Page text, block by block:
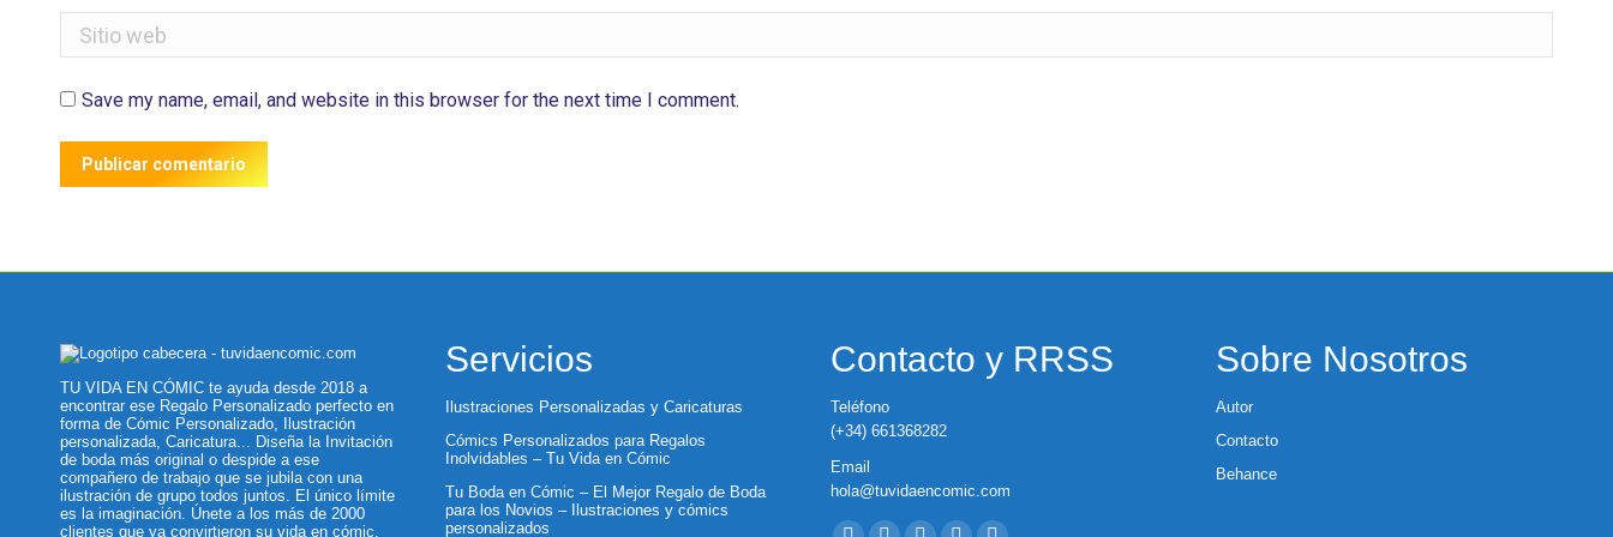
Sitio web
Save my name, email, and website in this browser for the next time I comment.
Publicar comentario
TU VIDA EN CÓMIC te ayuda desde 2018 a
encontrar ese Regalo Personalizado perfecto en
forma de Cómic Personalizado, Ilustración
personalizada, Caricatura... Diseña la Invitación
de boda más original o despide a ese
compañero de trabajo que se jubila con una
ilustración de grupo todos juntos. El único límite
es la imaginación. Únete a los más de 2000
clientes que ya convirtieron su vida en cómic.
Servicios
Ilustraciones Personalizadas y Caricaturas
Cómics Personalizados para Regalos
Inolvidables – Tu Vida en Cómic
Tu Boda en Cómic – El Mejor Regalo de Boda
para los Novios – Ilustraciones y cómics
personalizados
Contacto y RRSS
Teléfono
(+34) 661368282
Email
hola@tuvidaencomic.com
Encuéntranos en:
Sobre Nosotros
Autor
Contacto
Behance